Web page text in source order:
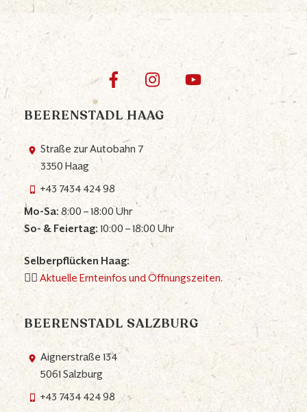
BEERENSTADL HAAG
Straße zur Autobahn 7
3350 Haag
+43 7434 424 98
Mo-Sa:8:00 – 18:00 Uhr
So- & Feiertag:10:00 – 18:00 Uhr
Selberpflücken Haag:
👉🏼Aktuelle Ernteinfos und Öffnungszeiten.
BEERENSTADL SALZBURG
Aignerstraße 134
5061 Salzburg
+43 7434 424 98